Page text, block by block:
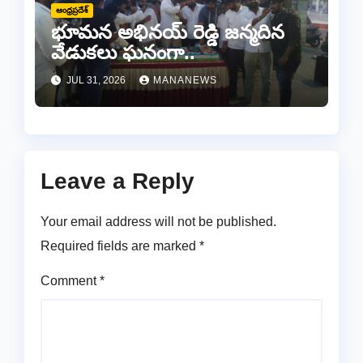
ఆంధ్రప్రదేశ్
భూమన అభినయ్ రెడ్డి జన్మదిన
వేడుకలు ఘనంగా..
JUL 31, 2026 MANANEWS
Leave a Reply
Your email address will not be published.
Required fields are marked *
Comment*